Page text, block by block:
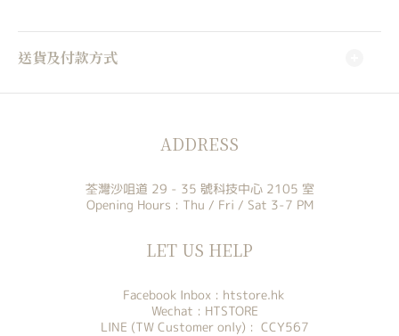
送貨及付款方式
ADDRESS
荃灣沙咀道 29 - 35 號科技中心 2105 室
Opening Hours : Thu / Fri / Sat 3-7 PM
LET US HELP
Facebook Inbox : htstore.hk
Wechat : HTSTORE
LINE (TW Customer only) : CCY567